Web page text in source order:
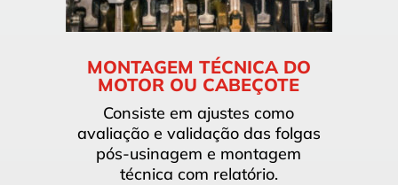
MONTAGEM TÉCNICA DO
MOTOR OU CABEÇOTE
Consiste em ajustes como
avaliação e validação das folgas
pós-usinagem e montagem
técnica com relatório.